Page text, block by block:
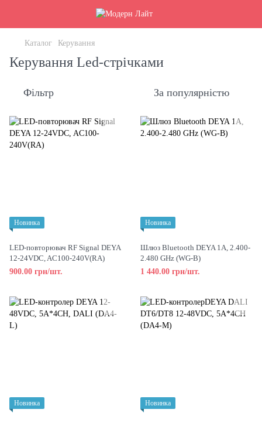
Каталог Керування
Керування Led-стрічками
Фільтр За популярністю
Новинка
LED-повторювач RF Signal DEYA
12-24VDC, AC100-240V(RA)
900.00 грн/шт.
Новинка
Шлюз Bluetooth DEYA 1A, 2.400-
2.480 GHz (WG-B)
1 440.00 грн/шт.
Новинка Новинка